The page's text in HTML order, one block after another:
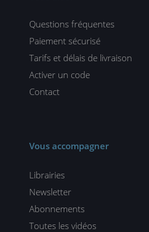
Questions fréquentes
Paiement sécurisé
Tarifs et délais de livraison
Activer un code
Contact
Vous accompagner
Librairies
Newsletter
Abonnements
Toutes les vidéos